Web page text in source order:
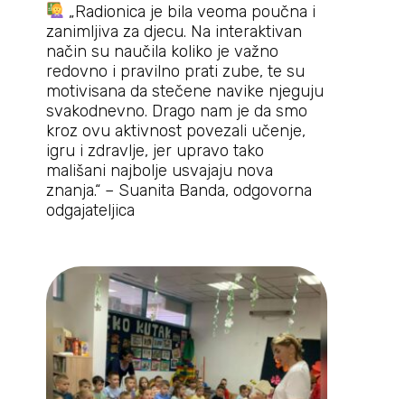
„Radionica je bila veoma poučna i
zanimljiva za djecu. Na interaktivan
način su naučila koliko je važno
redovno i pravilno prati zube, te su
motivisana da stečene navike njeguju
svakodnevno. Drago nam je da smo
kroz ovu aktivnost povezali učenje,
igru i zdravlje, jer upravo tako
mališani najbolje usvajaju nova
znanja.“ – Suanita Banda, odgovorna
odgajateljica